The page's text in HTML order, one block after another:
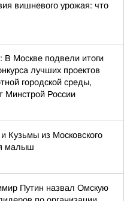
вишневого урожая: что
В Москве подвели итоги
лучших проектов
городской среды,
Минстрой России
Кузьмы из Московского
малыш
Путин назвал Омскую